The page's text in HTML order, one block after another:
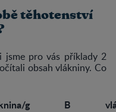
těhotenství
jsme pro vás příklady 2
obsah vlákniny. Co
g B